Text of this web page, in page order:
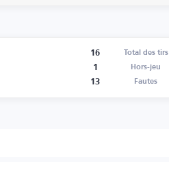
16 Total des tirs
1
Hors-jeu
13
Fautes